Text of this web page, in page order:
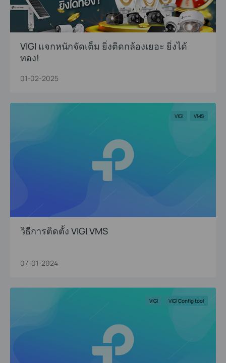
VIGI แจกหนักจัดเต็ม ยิ่งติดกล้องเยอะ ยิ่งได้
ทอง!
01-02-2025
VIGI VMS
วิธีการติดตั้ง VIGI VMS
07-01-2024
VIGI VIGI Config tool